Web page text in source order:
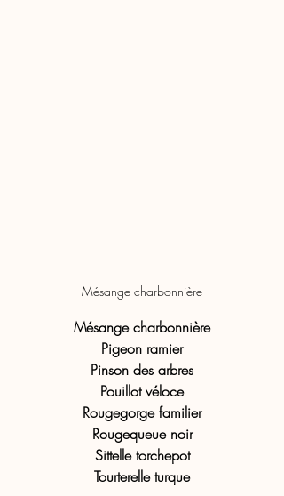
Mésange charbonnière
Mésange charbonnière
Pigeon ramier
Pinson des arbres
Pouillot véloce
Rougegorge familier
Rougequeue noir
Sittelle torchepot
Tourterelle turque